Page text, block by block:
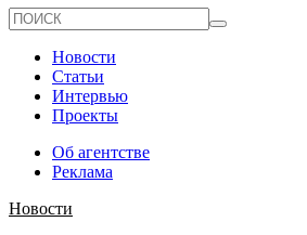
Новости
Статьи
Интервью
Проекты
Об агентстве
Реклама
Новости